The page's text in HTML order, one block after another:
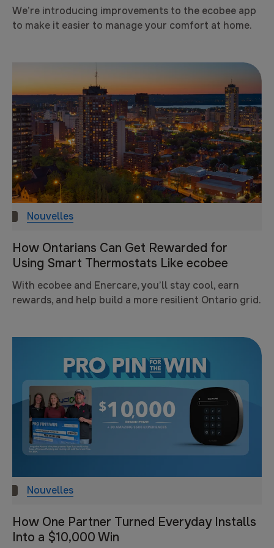
We’re introducing improvements to the ecobee app
to make it easier to manage your comfort at home.
Nouvelles
How Ontarians Can Get Rewarded for
Using Smart Thermostats Like ecobee
With ecobee and Enercare, you’ll stay cool, earn
rewards, and help build a more resilient Ontario grid.
Nouvelles
How One Partner Turned Everyday Installs
Into a $10,000 Win